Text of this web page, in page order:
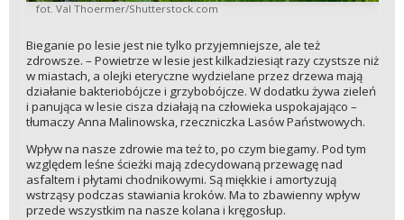
fot. Val Thoermer/Shutterstock.com
Bieganie po lesie jest nie tylko przyjemniejsze, ale też
zdrowsze. – Powietrze w lesie jest kilkadziesiąt razy czystsze niż
w miastach, a olejki eteryczne wydzielane przez drzewa mają
działanie bakteriobójcze i grzybobójcze. W dodatku żywa zieleń
i panująca w lesie cisza działają na człowieka uspokajająco –
tłumaczy Anna Malinowska, rzeczniczka Lasów Państwowych.
Wpływ na nasze zdrowie ma też to, po czym biegamy. Pod tym
względem leśne ścieżki mają zdecydowaną przewagę nad
asfaltem i płytami chodnikowymi. Są miękkie i amortyzują
wstrząsy podczas stawiania kroków. Ma to zbawienny wpływ
przede wszystkim na nasze kolana i kręgosłup.